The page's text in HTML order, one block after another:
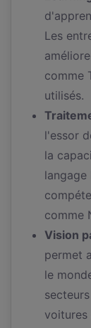
Les
comme
utilisés.
l'essor
la
langage
comme
Vision
permet
le
voitures